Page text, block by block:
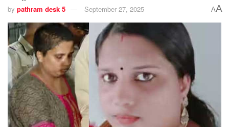
by pathram desk 5 September 27, 2025 AA